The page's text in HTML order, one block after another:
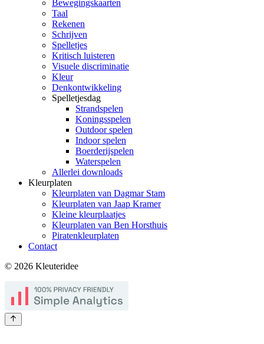
Bewegingskaarten
Taal
Rekenen
Schrijven
Spelletjes
Kritisch luisteren
Visuele discriminatie
Kleur
Denkontwikkeling
Spelletjesdag
Strandspelen
Koningsspelen
Outdoor spelen
Indoor spelen
Boerderijspelen
Waterspelen
Allerlei downloads
Kleurplaten
Kleurplaten van Dagmar Stam
Kleurplaten van Jaap Kramer
Kleine kleurplaatjes
Kleurplaten van Ben Horsthuis
Piratenkleurplaten
Contact
© 2026 Kleuteridee